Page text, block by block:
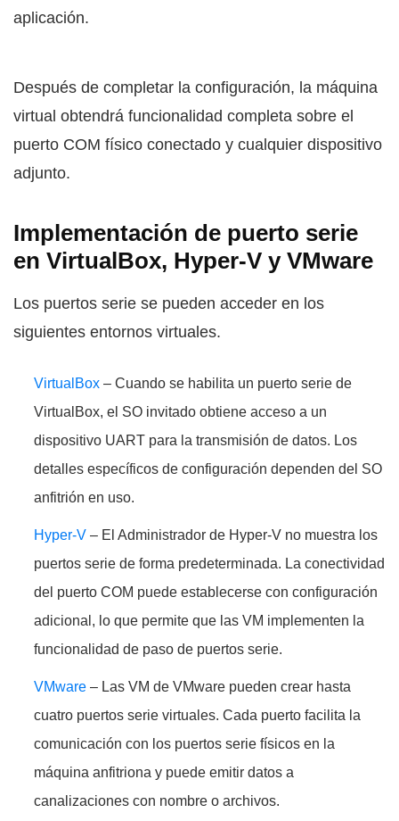
aplicación.
Después de completar la configuración, la máquina
virtual obtendrá funcionalidad completa sobre el
puerto COM físico conectado y cualquier dispositivo
adjunto.
Implementación de puerto serie
en VirtualBox, Hyper-V y VMware
Los puertos serie se pueden acceder en los
siguientes entornos virtuales.
VirtualBox – Cuando se habilita un puerto serie de
VirtualBox, el SO invitado obtiene acceso a un
dispositivo UART para la transmisión de datos. Los
detalles específicos de configuración dependen del SO
anfitrión en uso.
Hyper-V – El Administrador de Hyper-V no muestra los
puertos serie de forma predeterminada. La conectividad
del puerto COM puede establecerse con configuración
adicional, lo que permite que las VM implementen la
funcionalidad de paso de puertos serie.
VMware – Las VM de VMware pueden crear hasta
cuatro puertos serie virtuales. Cada puerto facilita la
comunicación con los puertos serie físicos en la
máquina anfitriona y puede emitir datos a
canalizaciones con nombre o archivos.